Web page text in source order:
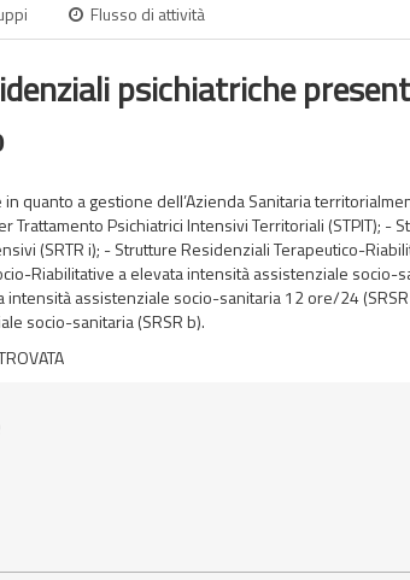
Flusso di attività
psichiatriche
quanto a gestione dell’Azienda Sanitaria
Trattamento Psichiatrici Intensivi Territoriali (STPIT); -
(SRTR i); - Strutture Residenziali Terapeutico-
Riabilitative a elevata intensità assistenziale socio-
intensità assistenziale socio-sanitaria 12 ore/24
socio-sanitaria (SRSR b).